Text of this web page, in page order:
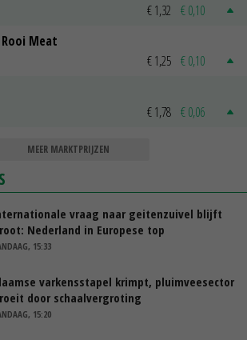
€ 1,32 € 0,10
Meat
€ 1,25 € 0,10
€ 1,78 € 0,06
MEER MARKTPRIJZEN
vraag naar geitenzuivel blijft
Nederland in Europese top
15:33
varkensstapel krimpt, pluimveesector
door schaalvergroting
15:20